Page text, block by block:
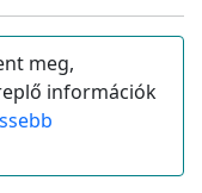
meg,
információk